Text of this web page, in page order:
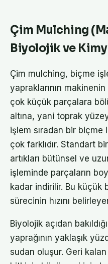
Çim Mulching
Biyolojik ve
Çim mulching, biçme
yapraklarının
çok küçük parçalara
altına, yani toprak
işlem sıradan bir
çok farklıdır. Standart
artıkları bütünsel ve
işleminde parçaların
kadar indirilir. Bu küçük
sürecinin hızını
Biyolojik açıdan
yaprağının yaklaşık
sudan oluşur. Geri